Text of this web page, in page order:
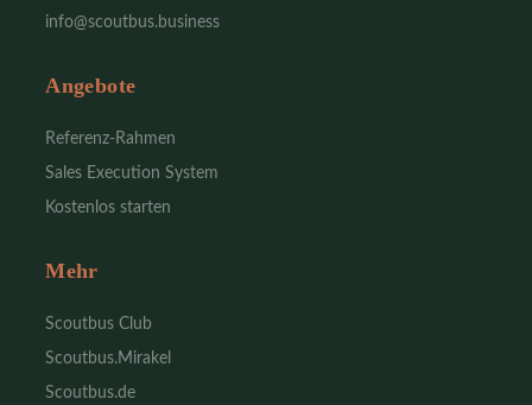
info@scoutbus.business
Angebote
Referenz-Rahmen
Sales Execution System
Kostenlos starten
Mehr
Scoutbus Club
Scoutbus.Mirakel
Scoutbus.de